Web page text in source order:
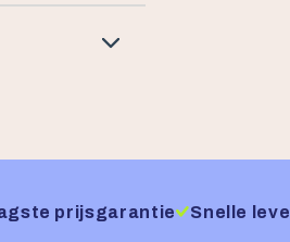
prijsgarantie Snelle